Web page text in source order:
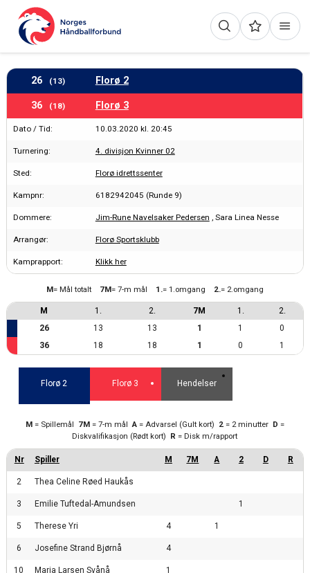
26 (13) Florø 2
36 (18) Florø 3
Dato / Tid: 10.03.2020 kl. 20:45
Turnering: 4. divisjon Kvinner 02
Sted: Florø idrettssenter
Kampnr: 6182942045 (Runde 9)
Dommere: Jim-Rune Navelsaker Pedersen , Sara Linea Nesse
Arrangør: Florø Sportsklubb
Kamprapport: Klikk her
M 1. 2. 7M 1. 2.
M= Mål totalt 7M= 7-m mål 1.= 1.omgang 2.= 2.omgang
26 13 13 1 1
0
36
18 18 1 0 1
Florø 2 Florø 3 Hendelser
2 Thea Celine Røed Haukås
3 Emilie Tuftedal-Amundsen 1
5 Therese Yri 4 1
6 Josefine Strand Bjørnå 4
10 Maria Larsen Svånå 1
M= Spillemål 7M= 7-m mål A= Advarsel (Gult kort) 2= 2 minutter D =
Diskvalifikasjon (Rødt kort) R = Disk m/rapport